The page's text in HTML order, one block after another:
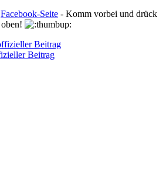
Facebook-Seite - Komm vorbei und drück
Beitrag
Beitrag